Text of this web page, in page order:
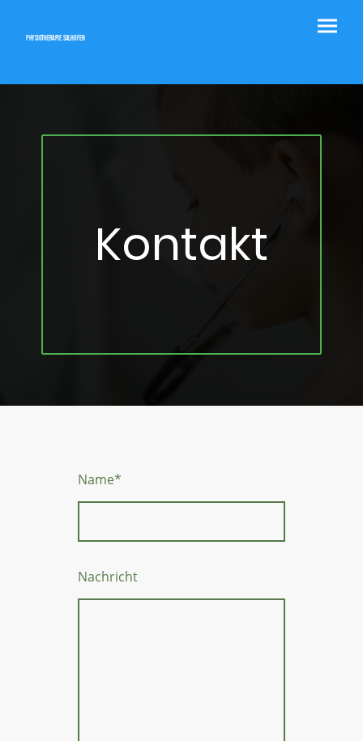
Physiotherapie Salhofen
Kontakt
Name*
Nachricht